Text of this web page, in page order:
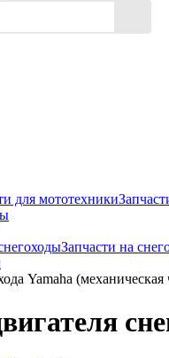
для мототехники
Запчасти на
Yamaha (механическая